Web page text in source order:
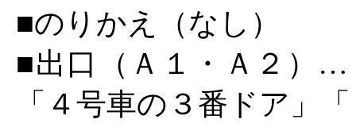
■のりかえ（なし）
■出口（Ａ１・Ａ２）
「４号車の３番ドア」